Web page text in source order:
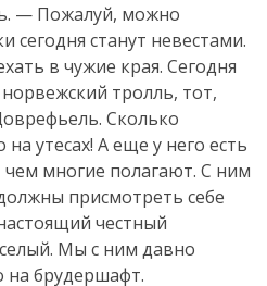
— Пожалуй, можно
сегодня станут невестами.
в чужие края. Сегодня
тролль, тот,
Сколько
утесах! А еще у него есть
многие полагают. С ним
присмотреть себе
честный
Мы с ним давно
на брудершафт.